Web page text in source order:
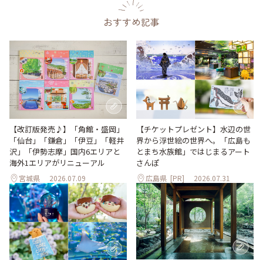
おすすめ記事
【改訂版発売♪】「角館・盛岡」
「仙台」「鎌倉」「伊豆」「軽井
沢」「伊勢志摩」国内6エリアと
海外1エリアがリニューアル
宮城県 2026.07.09
【チケットプレゼント】水辺の世
界から浮世絵の世界へ。「広島も
とまち水族館」ではじまるアート
さんぽ
広島県 [PR] 2026.07.31